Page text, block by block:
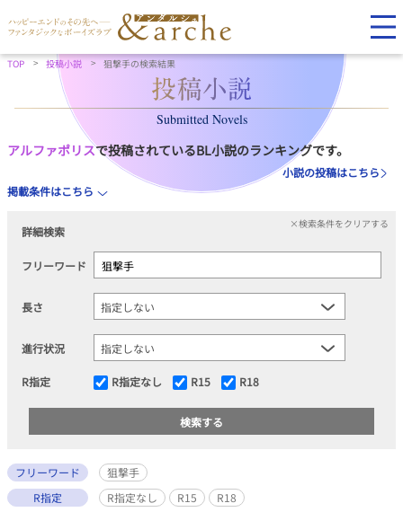
TOP 投稿小説 狙撃手の検索結果
Submitted Novels
アルファポリスで投稿されているBL小説のランキングです。
小説の投稿はこちら
掲載条件はこちら
詳細検索
×検索条件をクリアする
フリーワード
長さ
進行状況
R指定 R指定なし R15 R18
フリーワード
狙撃手
R指定
R指定なし R15 R18